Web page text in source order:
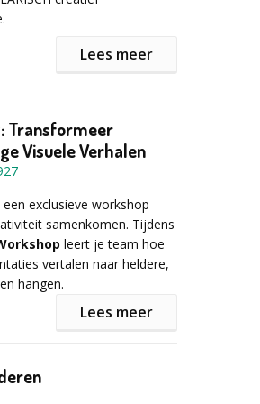
offerte het
stap boetseren.
bestudeer je die
in je creatie.
een verrassing wie nou wie
kunstwerk.
: een luxe geprepareerde
voor de tafels.
Lees meer
Transformeer
Visuele Verhalen
exclusieve workshop
samenkomen. Tijdens
leert je team hoe
vertalen naar heldere,
hangen.
die structuur, overzicht
besluitvorming, sterkere
Lees meer